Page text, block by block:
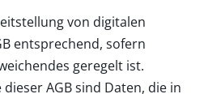
von digitalen
entsprechend, sofern
geregelt ist.
AGB sind Daten, die in